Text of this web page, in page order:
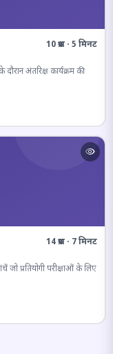
10 प्रश्न · 5 मिनट
अंतरिक्ष कार्यक्रम की
14 प्रश्न · 7 मिनट
प्रतियोगी परीक्षाओं के लिए